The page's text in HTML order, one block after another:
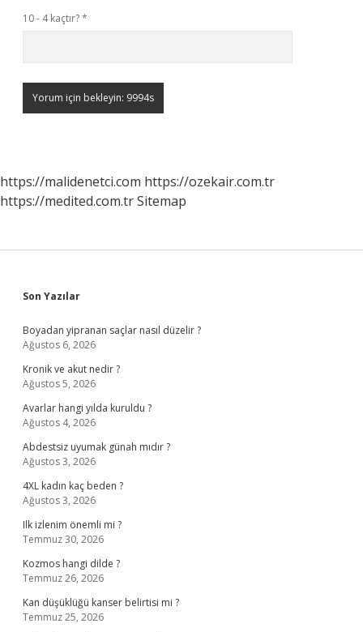
10 - 4 kaçtır?*
https://malidenetci.com https://ozekair.com.tr
https://medited.com.trSitemap
Sidebar
Son Yazılar
Boyadan yipranan saçlar nasıl düzelir ?
Ağustos 6, 2026
Kronik ve akut nedir ?
Ağustos 5, 2026
Avarlar hangi yılda kuruldu ?
Ağustos 4, 2026
Abdestsiz uyumak günah mıdır ?
Ağustos 3, 2026
4XL kadın kaç beden ?
Ağustos 3, 2026
Ilk izlenim önemli mi ?
Temmuz 30, 2026
Kozmos hangi dilde ?
Temmuz 26, 2026
Kan düşüklüğü kanser belirtisi mi ?
Temmuz 25, 2026